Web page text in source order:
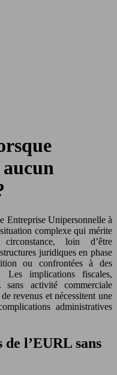
aucun
Entreprise Unipersonnelle à
complexe qui mérite
loin d’être
juridiques en phase
ou confrontées à des
Les implications fiscales,
activité commerciale
revenus et nécessitent une
administratives
l’EURL sans